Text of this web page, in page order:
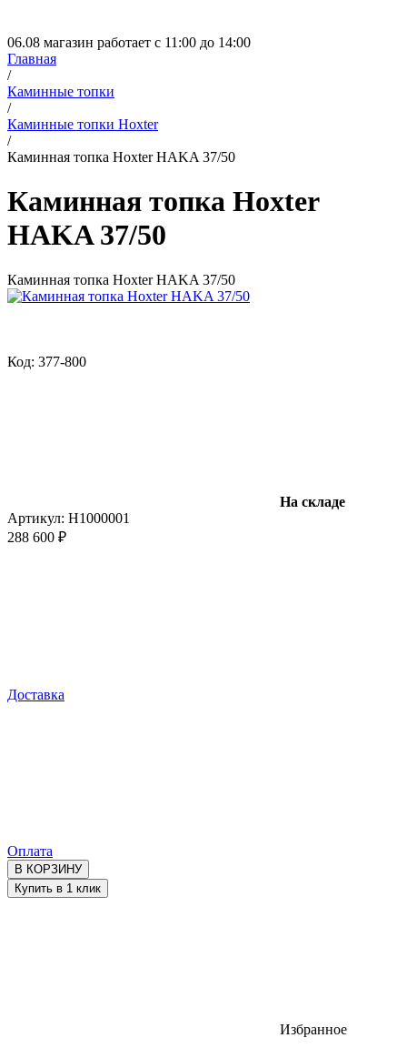
06.08 магазин работает с 11:00 до 14:00
Главная
/
Каминные топки
/
Каминные топки Hoxter
/
Каминная топка Hoxter HAKA 37/50
Каминная топка Hoxter
HAKA 37/50
Каминная топка Hoxter HAKA 37/50
Код: 377-800
На складе
Артикул: H1000001
288 600 ₽
Доставка
Оплата
В КОРЗИНУ
Купить в 1 клик
Избранное